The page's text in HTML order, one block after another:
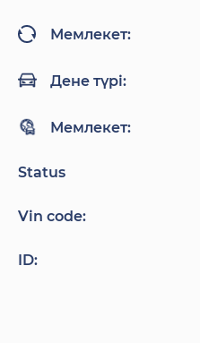
Мемлекет:
Дене түрі:
Мемлекет:
Status
Vin code:
ID: